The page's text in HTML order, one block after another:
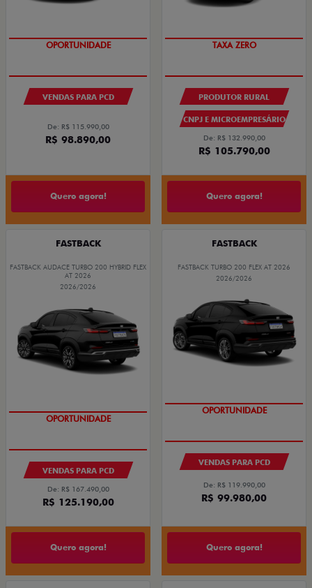
OPORTUNIDADE
VENDAS PARA PCD
De: R$ 115.990,00
R$ 98.890,00
Quero agora!
TAXA ZERO
PRODUTOR RURAL
CNPJ E MICROEMPRESÁRIO
De: R$ 132.990,00
R$ 105.790,00
Quero agora!
FASTBACK
FASTBACK AUDACE TURBO 200 HYBRID FLEX
AT 2026
2026/2026
OPORTUNIDADE
VENDAS PARA PCD
De: R$ 167.490,00
R$ 125.190,00
Quero agora!
FASTBACK
FASTBACK TURBO 200 FLEX AT 2026
2026/2026
OPORTUNIDADE
VENDAS PARA PCD
De: R$ 119.990,00
R$ 99.980,00
Quero agora!